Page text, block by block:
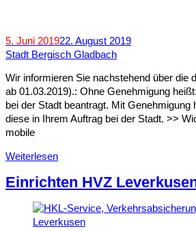
5. Juni 201922. August 2019
Stadt Bergisch Gladbach
Wir informieren Sie nachstehend über die
ab 01.03.2019).: Ohne Genehmigung
bei der Stadt beantragt. Mit Genehmigung
diese in Ihrem Auftrag bei der Stadt. >>
mobile
Weiterlesen
Einrichten HVZ